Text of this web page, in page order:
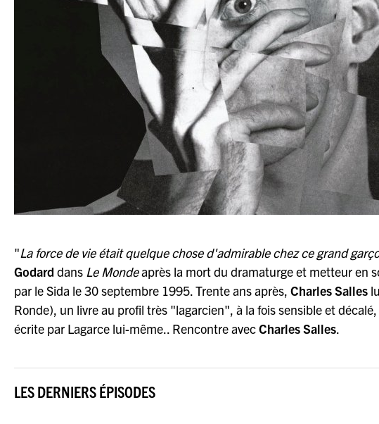
"La force de vie était quelque chose d'admirable chez ce grand
Godard dans Le Mondeaprès la mort du dramaturge et metteur en
par le Sida le 30 septembre 1995. Trente ans après, Charles Salles
Ronde), un livre au profil très "lagarcien", à la fois sensible et
écrite par Lagarce lui-même.. Rencontre avecCharles Salles.
LES DERNIERS ÉPISODES